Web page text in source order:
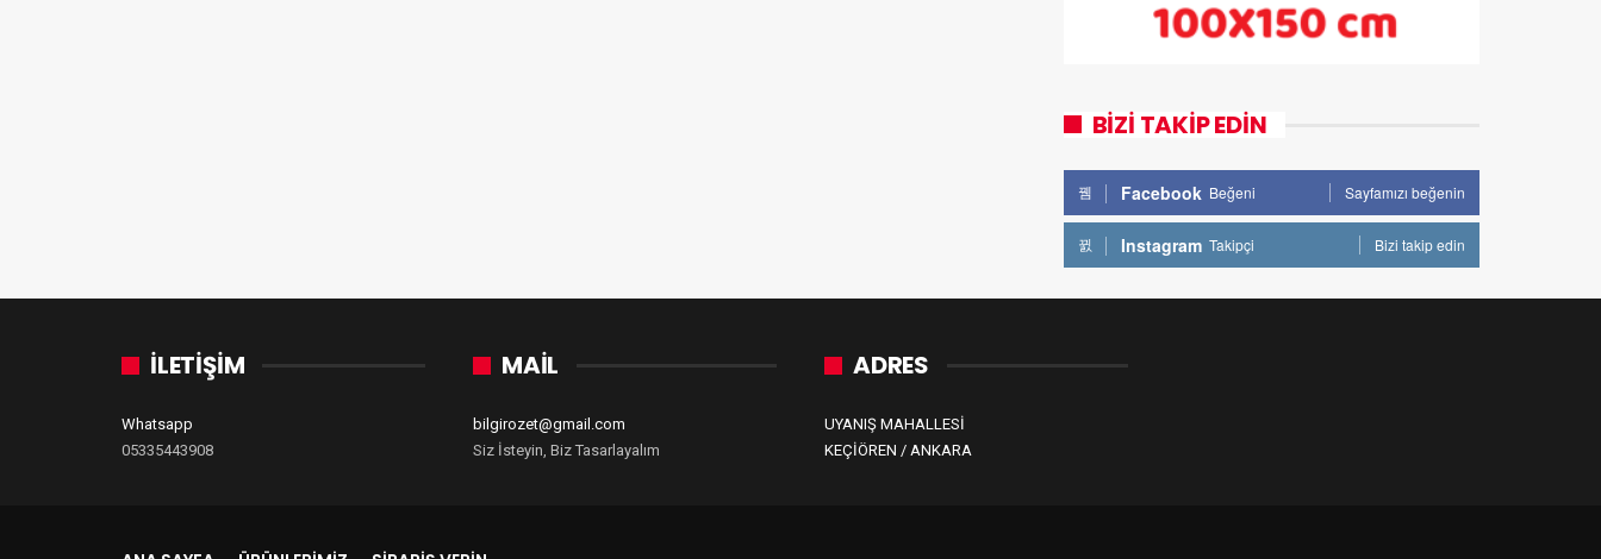
BİZİ TAKİP EDİN
Facebook Beğeni Sayfamızı beğenin
Instagram Takipçi Bizi takip edin
İLETİŞİM
Whatsapp
05335443908
MAİL
bilgirozet@gmail.com
Siz İsteyin, Biz Tasarlayalım
ADRES
UYANIŞ MAHALLESİ
KEÇİÖREN / ANKARA